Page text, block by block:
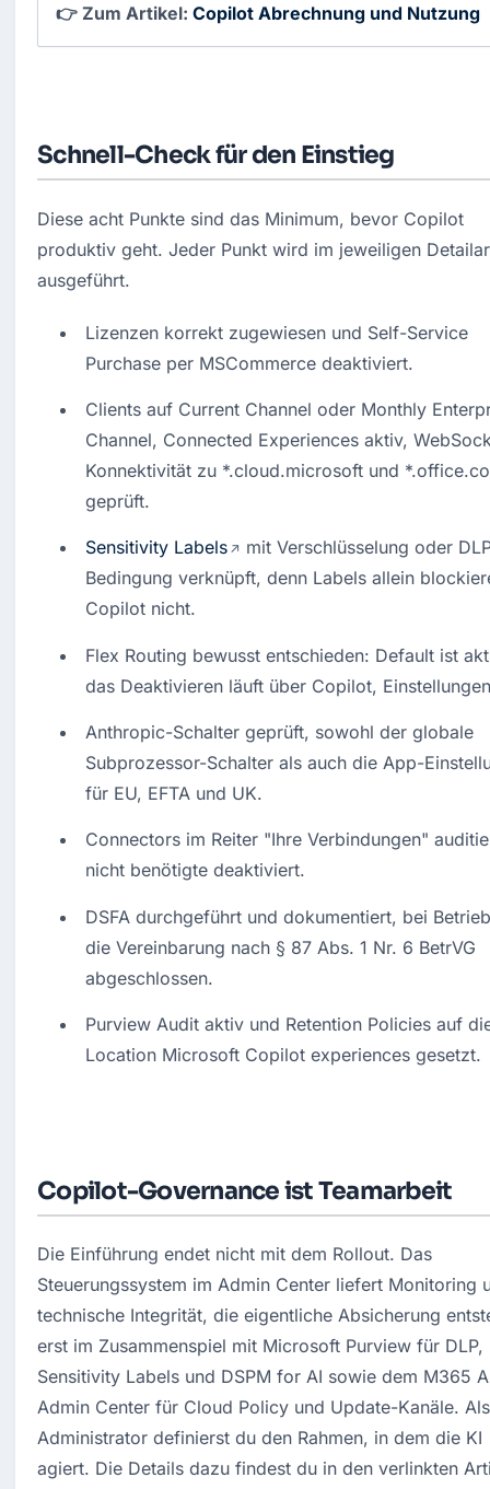
👉 Zum Artikel: Copilot Abrechnung und Nutzung
Schnell-Check für den Einstieg
Diese acht Punkte sind das Minimum, bevor Copilot
produktiv geht. Jeder Punkt wird im jeweiligen
ausgeführt.
Lizenzen korrekt zugewiesen und Self-Service
Purchase per MSCommerce deaktiviert.
Clients auf Current Channel oder Monthly
Channel, Connected Experiences aktiv,
Konnektivität zu *.cloud.microsoft und
geprüft.
Sensitivity Labels
mit Verschlüsselung oder
Bedingung verknüpft, denn Labels allein
Copilot nicht.
Flex Routing bewusst entschieden: Default ist
das Deaktivieren läuft über Copilot,
Anthropic-Schalter geprüft, sowohl der globale
Subprozessor-Schalter als auch die App-
für EU, EFTA und UK.
Connectors im Reiter "Ihre Verbindungen"
nicht benötigte deaktiviert.
DSFA durchgeführt und dokumentiert, bei
die Vereinbarung nach § 87 Abs. 1 Nr. 6 BetrVG
abgeschlossen.
Purview Audit aktiv und Retention Policies auf
Location Microsoft Copilot experiences gesetzt.
Copilot-Governance ist Teamarbeit
Die Einführung endet nicht mit dem Rollout. Das
Steuerungssystem im Admin Center liefert Monitoring
technische Integrität, die eigentliche Absicherung
erst im Zusammenspiel mit Microsoft Purview für DLP,
Sensitivity Labels und DSPM for AI sowie dem M365
Admin Center für Cloud Policy und Update-Kanäle. Als
Administrator definierst du den Rahmen, in dem die KI
agiert. Die Details dazu findest du in den verlinkten